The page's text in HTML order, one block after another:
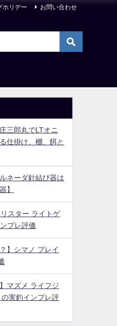
ホリデー お問い合わせ
ネ
すすめランキング17選【コ
三郎丸でLTオニ
仕掛け、棚、餌と
ネーダ針結び器は
】
スター ライトゲ
プレ評価
】シマノ プレイ
マズメ ライフジ
実釣インプレ評